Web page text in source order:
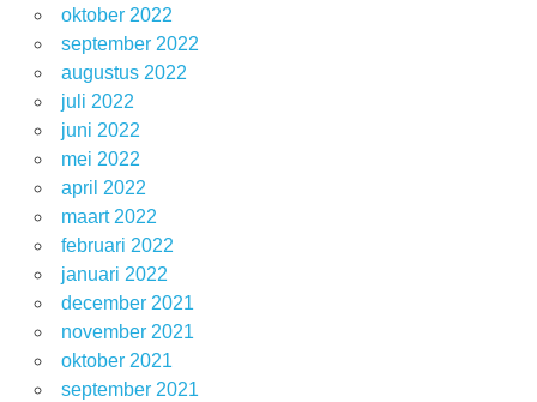
oktober 2022
september 2022
augustus 2022
juli 2022
juni 2022
mei 2022
april 2022
maart 2022
februari 2022
januari 2022
december 2021
november 2021
oktober 2021
september 2021